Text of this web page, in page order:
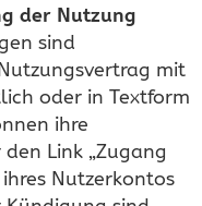
der Nutzung
sind
mit
oder in Textform
ihre
Link „Zugang
Nutzerkontos